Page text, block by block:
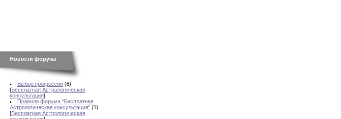
Новости форума
Выбор профессии (6)
[Бесплатная Астрологическая
консультация]
Правила форума "Бесплатная
Астрологическая консультация" (1)
[Бесплатная Астрологическая